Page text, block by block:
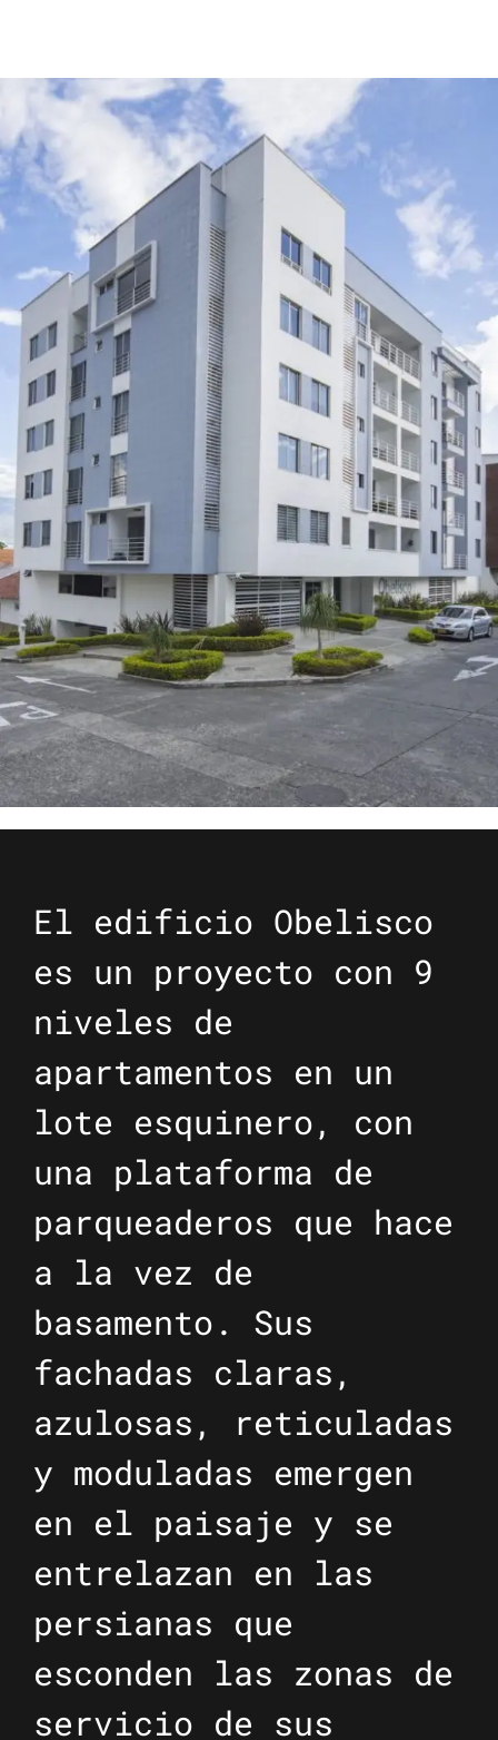
El edificio Obelisco
es un proyecto con 9
niveles de
apartamentos en un
lote esquinero, con
una plataforma de
parqueaderos que hace
a la vez de
basamento. Sus
fachadas claras,
azulosas, reticuladas
y moduladas emergen
en el paisaje y se
entrelazan en las
persianas que
esconden las zonas de
servicio de sus